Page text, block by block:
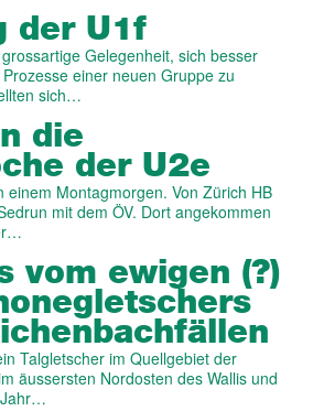
der U1f
Gelegenheit, sich besser
einer neuen Gruppe zu
sich…
die
der U2e
einem Montagmorgen. Von Zürich HB
mit dem ÖV. Dort angekommen
vom ewigen (?)
Talgletscher im Quellgebiet der
äussersten Nordosten des Wallis und
Jahr…